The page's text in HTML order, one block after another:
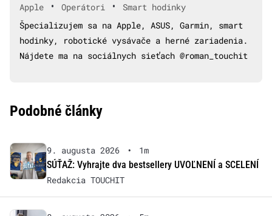
Apple • Operátori •
Smart hodinky
Špecializujem sa na Apple, ASUS, Garmin, smart
hodinky, robotické vysávače a herné zariadenia.
Nájdete ma na sociálnych sieťach @roman_touchit
Podobné články
9. augusta 2026 •
1m
SÚŤAŽ: Vyhrajte dva bestsellery UVOĽNENÍ a SCELENÍ
Redakcia TOUCHIT